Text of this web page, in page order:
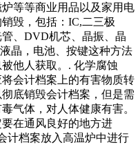
等等商业用品以及家用电
毁，包括：IC,二三极
、DVD机芯、晶振、晶
晶，电池、按键这种方法
他人获取。. 化学腐蚀
会计档案上的有害物质转
底销毁会计档案，但是需
气体，对人体健康有害。
在通风良好的地方进
计档案放入高温炉中进行